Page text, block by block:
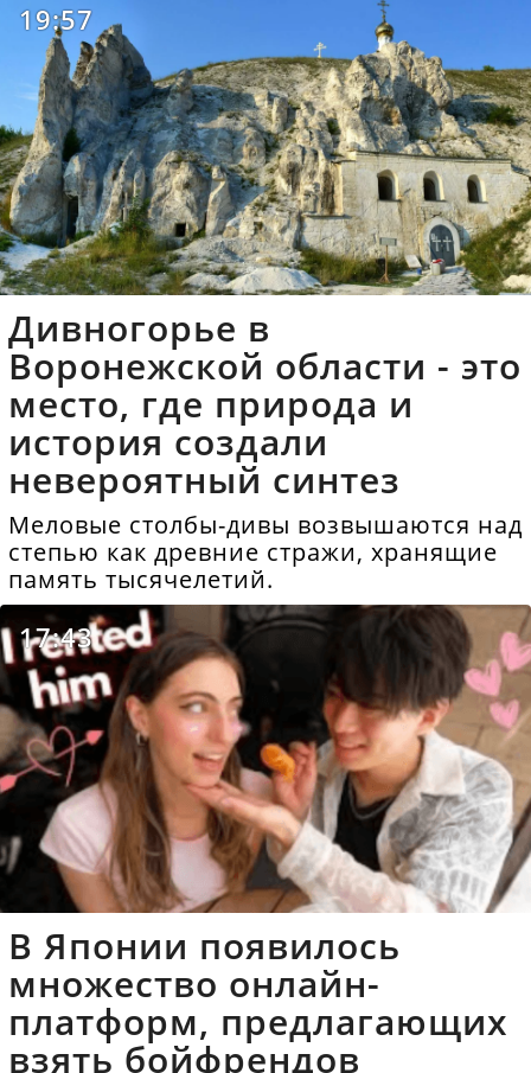
19:57
Дивногорье в
Воронежской области - это
место, где природа и
история создали
невероятный синтез
Меловые столбы-дивы возвышаются над
степью как древние стражи, хранящие
память тысячелетий.
17:43
В Японии появилось
множество онлайн-
платформ, предлагающих
взять бойфрендов